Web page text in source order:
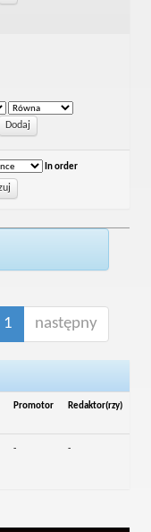
In order
1 następny
Promotor Redaktor(rzy)
- -